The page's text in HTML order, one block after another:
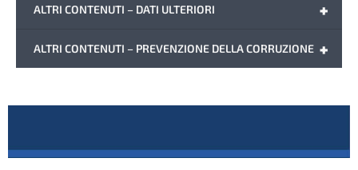
+
ALTRI CONTENUTI – DATI ULTERIORI
+
ALTRI CONTENUTI – PREVENZIONE DELLA CORRUZIONE